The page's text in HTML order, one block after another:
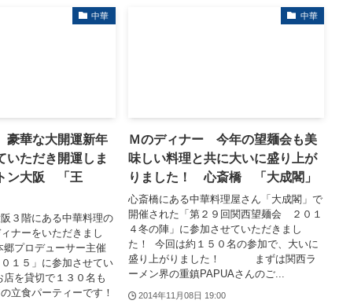
中華
華な大開運新年
いただき開運しま
ン大阪 「王
３階にある中華料理の
ナーをいただきまし
郷プロデューサー主催
０１５」に参加させてい
を貸切で１３０名も
立食パーティーです！
中華
Ｍのディナー 今年の望麺会も美
味しい料理と共に大いに盛り上が
りました！ 心斎橋 「大成閣」
心斎橋にある中華料理屋さん「大成閣」で
開催された「第２９回関西望麺会 ２０１
４冬の陣」に参加させていただきまし
た！ 今回は約１５０名の参加で、大いに
盛り上がりました！ まずは関西ラ
ーメン界の重鎮PAPUAさんのご...
2014年11月08日 19:00